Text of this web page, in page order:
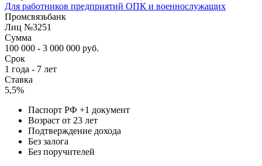
Для работников предприятий ОПК и военнослужащих
Промсвязьбанк
Лиц №3251
Сумма
100 000 - 3 000 000 руб.
Срок
1 года - 7 лет
Ставка
5,5%
Паспорт РФ +1 документ
Возраст от 23 лет
Подтверждение дохода
Без залога
Без поручителей